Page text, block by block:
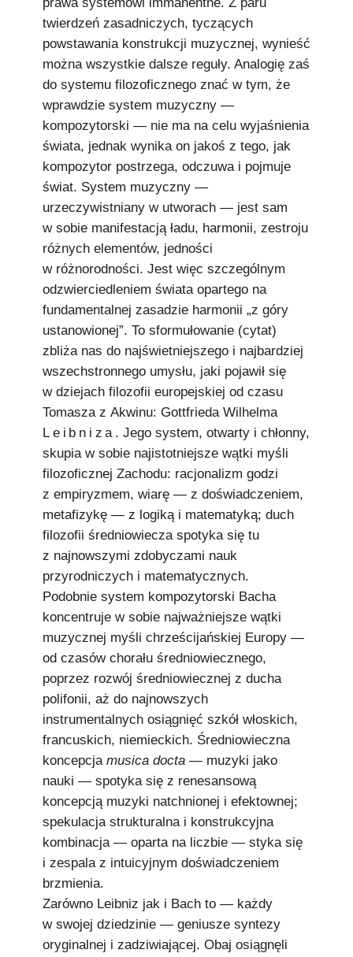
twierdzeń zasadniczych, tyczących
powstawania konstrukcji muzycznej, wynieść
można wszystkie dalsze reguły. Analogię zaś
do systemu filozoficznego znać w tym, że
wprawdzie system muzyczny —
kompozytorski — nie ma na celu wyjaśnienia
świata, jednak wynika on jakoś z tego, jak
kompozytor postrzega, odczuwa i pojmuje
świat. System muzyczny —
urzeczywistniany w utworach — jest sam
w sobie manifestacją ładu, harmonii, zestroju
różnych elementów, jedności
w różnorodności. Jest więc szczególnym
odzwierciedleniem świata opartego na
fundamentalnej zasadzie harmonii „z góry
ustanowionej”. To sformułowanie (cytat)
zbliża nas do najświetniejszego i najbardziej
wszechstronnego umysłu, jaki pojawił się
w dziejach filozofii europejskiej od czasu
Tomasza z Akwinu: Gottfrieda Wilhelma
Leibniza . Jego system, otwarty i chłonny,
skupia w sobie najistotniejsze wątki myśli
filozoficznej Zachodu: racjonalizm godzi
z empiryzmem, wiarę — z doświadczeniem,
metafizykę — z logiką i matematyką; duch
filozofii średniowiecza spotyka się tu
z najnowszymi zdobyczami nauk
przyrodniczych i matematycznych.
Podobnie system kompozytorski Bacha
koncentruje w sobie najważniejsze wątki
muzycznej myśli chrześcijańskiej Europy —
od czasów chorału średniowiecznego,
poprzez rozwój średniowiecznej z ducha
polifonii, aż do najnowszych
instrumentalnych osiągnięć szkół włoskich,
francuskich, niemieckich. Średniowieczna
koncepcja musica docta — muzyki jako
nauki — spotyka się z renesansową
koncepcją muzyki natchnionej i efektownej;
spekulacja strukturalna i konstrukcyjna
kombinacja — oparta na liczbie — styka się
i zespala z intuicyjnym doświadczeniem
brzmienia.
Zarówno Leibniz jak i Bach to — każdy
w swojej dziedzinie — geniusze syntezy
oryginalnej i zadziwiającej. Obaj osiągnęli